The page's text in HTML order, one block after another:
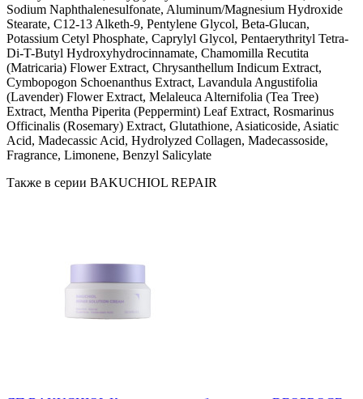
Sodium Naphthalenesulfonate, Aluminum/Magnesium Hydroxide
Stearate, C12-13 Alketh-9, Pentylene Glycol, Beta-Glucan,
Potassium Cetyl Phosphate, Caprylyl Glycol, Pentaerythrityl Tetra-
Di-T-Butyl Hydroxyhydrocinnamate, Chamomilla Recutita
(Matricaria) Flower Extract, Chrysanthellum Indicum Extract,
Cymbopogon Schoenanthus Extract, Lavandula Angustifolia
(Lavender) Flower Extract, Melaleuca Alternifolia (Tea Tree)
Extract, Mentha Piperita (Peppermint) Leaf Extract, Rosmarinus
Officinalis (Rosemary) Extract, Glutathione, Asiaticoside, Asiatic
Acid, Madecassic Acid, Hydrolyzed Collagen, Madecassoside,
Fragrance, Limonene, Benzyl Salicylate
Также в серии BAKUCHIOL REPAIR